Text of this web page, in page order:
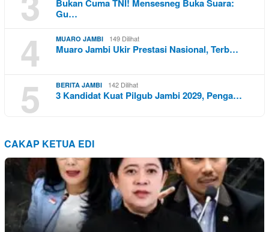
Bukan Cuma TNI! Mensesneg Buka Suara:
Gu…
4 MUARO JAMBI 149 Dilihat
Muaro Jambi Ukir Prestasi Nasional, Terb…
5 BERITA JAMBI 142 Dilihat
3 Kandidat Kuat Pilgub Jambi 2029, Penga…
CAKAP KETUA EDI